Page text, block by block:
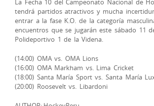
La Fecha 10 del Campeonato Nacional de
tendrá partidos atractivos y mucha
entrar a la fase K.O. de la categoría
encuentros que se jugarán este sábado 11
Polideportivo 1 de la Videna.
(14:00) OMA vs. OMA Lions
(16:00) OMA Markham vs. Lima Cricket
(18:00) Santa María Sport vs. Santa María
(20:00) Roosevelt vs. Libardoni